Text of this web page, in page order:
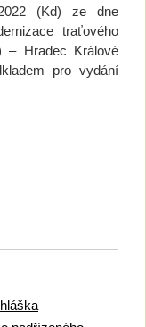
(Kd) ze dne
traťového
– Hradec Králové
pro vydání